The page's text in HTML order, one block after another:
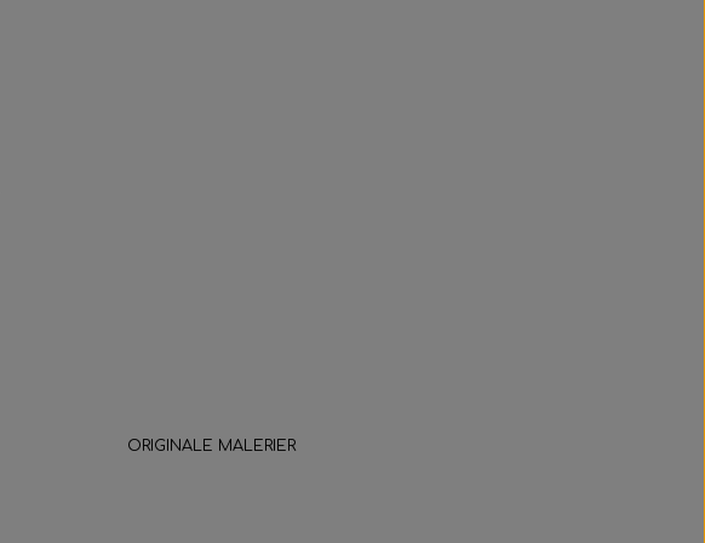
ORIGINALE MALERIER